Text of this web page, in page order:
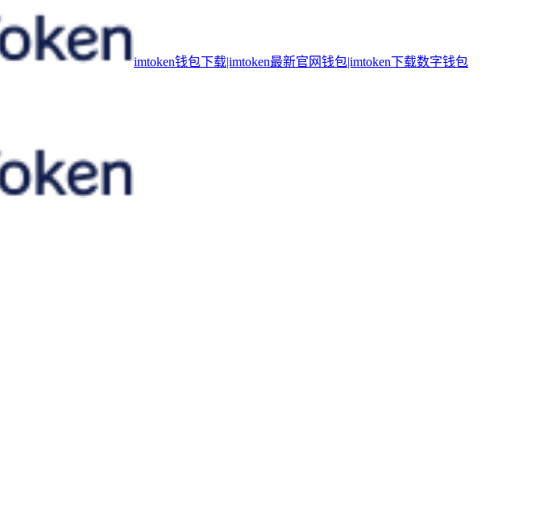
imtoken钱包下载|imtoken最新官网钱包|imtoken下载数字钱包